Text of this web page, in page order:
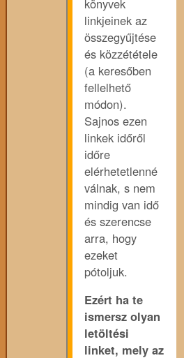
könyvek
linkjeinek az
összegyűjtése
és közzététele
(a keresőben
fellelhető
módon).
Sajnos ezen
linkek időről
időre
elérhetetlenné
válnak, s nem
mindig van idő
és szerencse
arra, hogy
ezeket
pótoljuk.
Ezért ha te
ismersz olyan
letöltési
linket, mely az